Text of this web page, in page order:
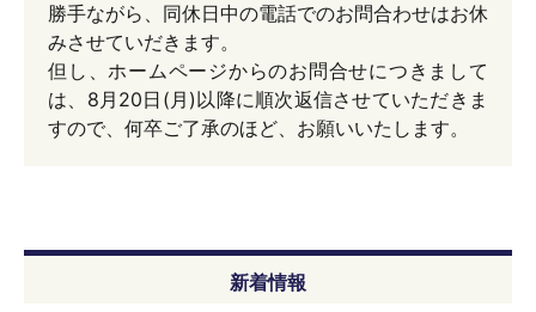
勝手ながら、同休日中の電話でのお問合わせはお休
みさせていだきます。
但し、ホームページからのお問合せにつきまして
は、8月20日(月)以降に順次返信させていただきま
すので、何卒ご了承のほど、お願いいたします。
新着情報